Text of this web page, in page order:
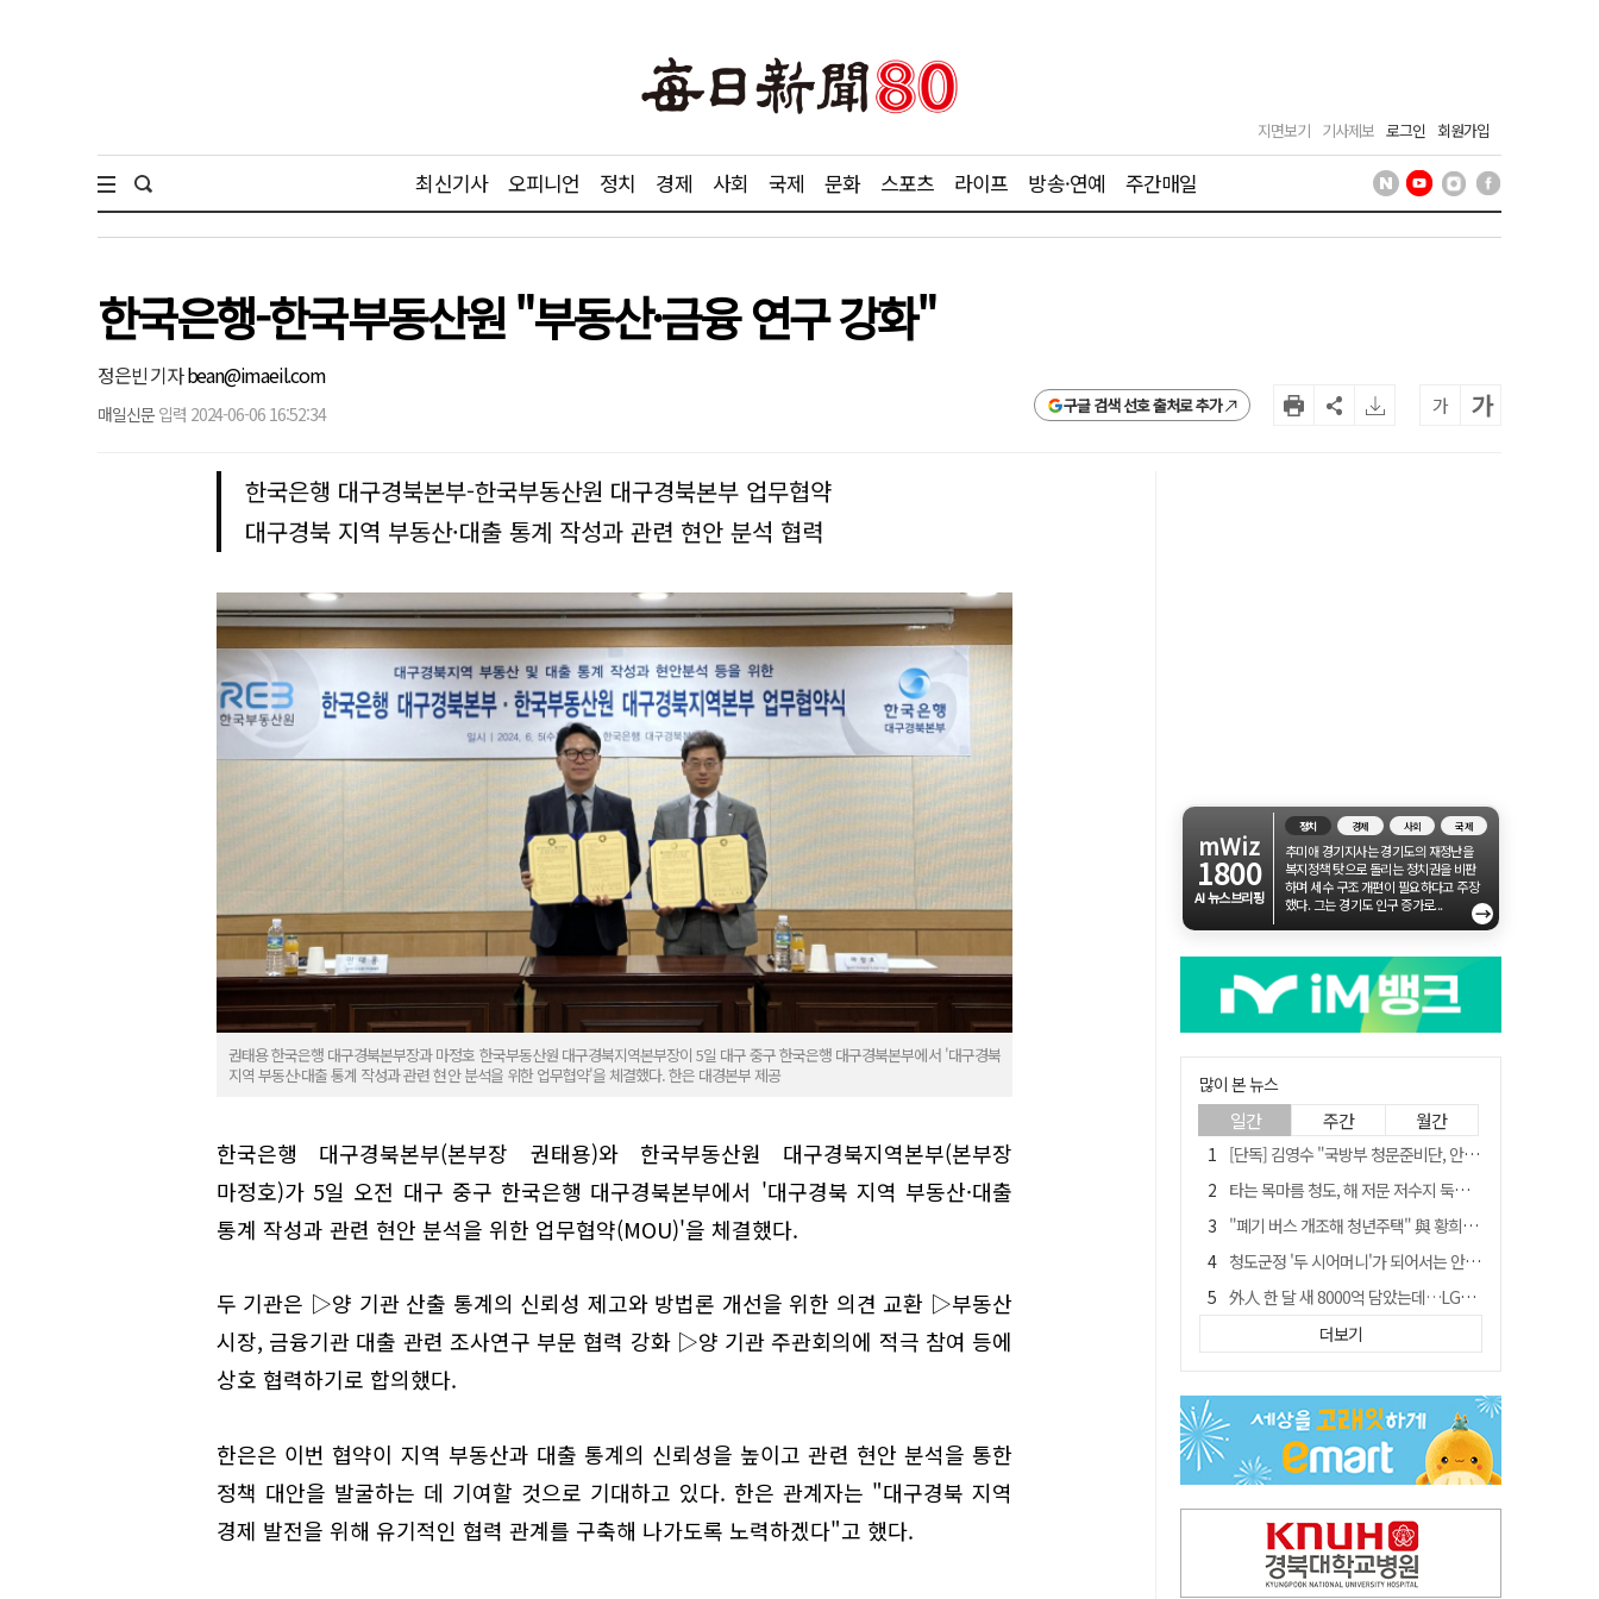
지면보기 기사제보 로그인 회원가입
최신기사 오피니언 정치 경제 사회 국제 문화 스포츠 라이프 방송·연예 주간매일
한국은행-한국부동산원 "부동산·금융 연구 강화"
정은빈 기자bean@imaeil.com
매일신문 입력 2024-06-06 16:52:34 구글 검색 선호 출처로 추가 가 가
한국은행 대구경북본부-한국부동산원 대구경북본부 업무협약
대구경북 지역 부동산·대출 통계 작성과 관련 현안 분석 협력
권태용 한국은행 대구경북본부장과 마정호 한국부동산원 대구경북지역본부장이 5일 대구 중구 한국은행 대구경북본부에서 '대구경북
지역 부동산·대출 통계 작성과 관련 현안 분석을 위한 업무협약'을 체결했다. 한은 대경본부 제공
한국은행 대구경북본부(본부장 권태용)와 한국부동산원 대구경북지역본부(본부장
마정호)가 5일 오전 대구 중구 한국은행 대구경북본부에서 '대구경북 지역 부동산·대출
통계 작성과 관련 현안 분석을 위한 업무협약(MOU)'을 체결했다.
두 기관은 ▷양 기관 산출 통계의 신뢰성 제고와 방법론 개선을 위한 의견 교환 ▷부동산
시장, 금융기관 대출 관련 조사연구 부문 협력 강화 ▷양 기관 주관회의에 적극 참여 등에
상호 협력하기로 합의했다.
한은은 이번 협약이 지역 부동산과 대출 통계의 신뢰성을 높이고 관련 현안 분석을 통한
정책 대안을 발굴하는 데 기여할 것으로 기대하고 있다. 한은 관계자는 "대구경북 지역
경제 발전을 위해 유기적인 협력 관계를 구축해 나가도록 노력하겠다"고 했다.
mWiz
1800
AI 뉴스브리핑
정치 경제 사회 국제
추미애 경기지사는 경기도의 재정난을
복지정책 탓으로 돌리는 정치권을 비판
하며 세수 구조 개편이 필요하다고 주장
했다. 그는 경기도 인구 증가로...
→
많이 본 뉴스
일간 주간 월간
[단독] 김영수 "국방부 청문준비단, 안규백 탈영 알고있었다"
타는 목마름 청도, 해 저문 저수지 둑에 군수가 서 있었다
"폐기 버스 개조해 청년주택" 與 황희…'딸 학비는 年 4200만원'
청도군정 '두 시어머니'가 되어서는 안된다
外人 한 달 새 8000억 담았는데…LG이노텍 목표주가는 왜 엇갈릴까
임시휴업 들어갔던 홈플러스 영주점, 7일 영업 재개…지하 1층만 운영
SK하이닉스, 주당 375원 분기 배당 공시…"3분기 중 주주환원 방안 확정"
이의준 전 경북도 새마을봉사과장, 제28대 울릉군 부군수 취임
"상법개정해도 주주가 '봉'"…하이닉스 솔리다임 상장설에 술렁[개미와글와글]
더보기